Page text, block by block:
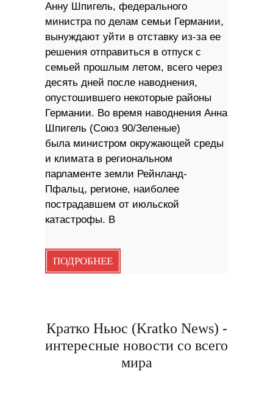
Анну Шпигель, федерального
министра по делам семьи Германии,
вынуждают уйти в отставку из-за ее
решения отправиться в отпуск с
семьей прошлым летом, всего через
десять дней после наводнения,
опустошившего некоторые районы
Германии. Во время наводнения Анна
Шпигель (Союз 90/Зеленые)
была министром окружающей среды
и климата в региональном
парламенте земли Рейнланд-
Пфальц, регионе, наиболее
пострадавшем от июльской
катастрофы. В
ПОДРОБНЕЕ
Кратко Ньюс (Kratko News) -
интересные новости со всего
мира